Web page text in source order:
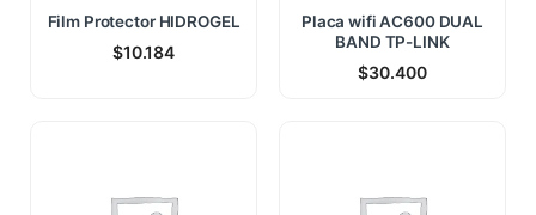
Film Protector HIDROGEL
$10.184
Placa wifi AC600 DUAL
BAND TP-LINK
$30.400